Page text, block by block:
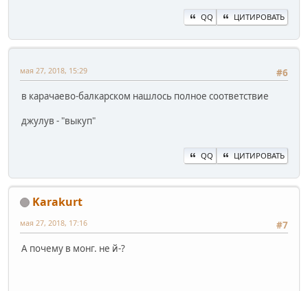
QQ ЦИТИРОВАТЬ
#6
мая 27, 2018, 15:29
в карачаево-балкарском нашлось полное соответствие
джулув - "выкуп"
QQ ЦИТИРОВАТЬ
Karakurt
#7
мая 27, 2018, 17:16
А почему в монг. не й-?